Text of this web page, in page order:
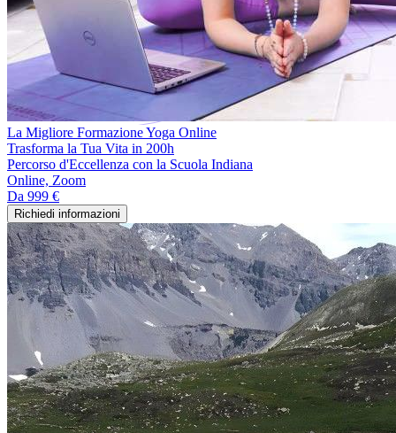
La Migliore Formazione Yoga Online
Trasforma la Tua Vita in 200h
Percorso d'Eccellenza con la Scuola Indiana
Online, Zoom
Da 999 €
Richiedi informazioni